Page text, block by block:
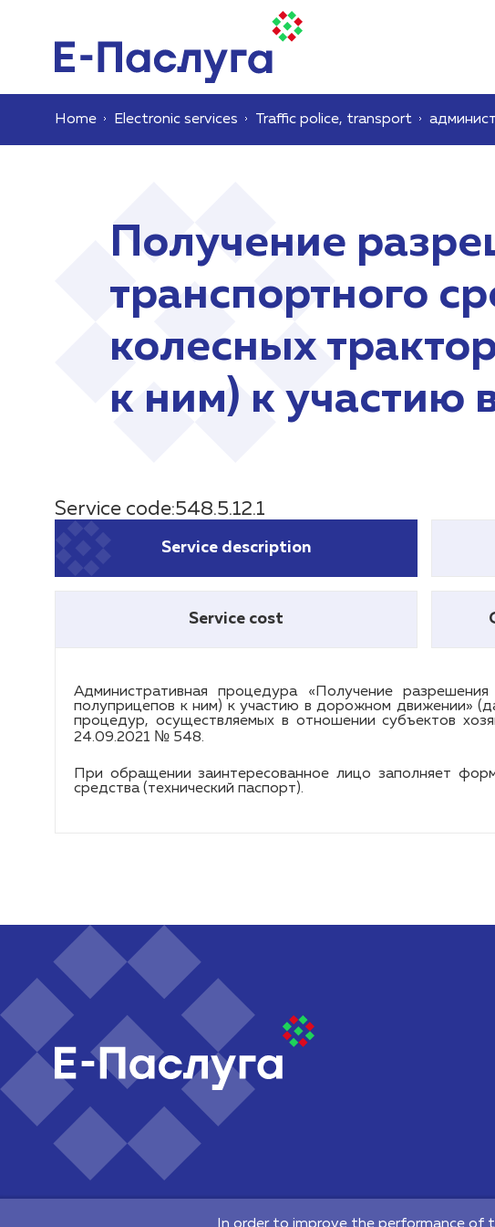
Home Electronic services Traffic police, transport
Получение
транспортного
колесных
к ним) к участию
Service code:548.5.12.1
Service description
Service cost
Административная процедура «Получение
полуприцепов к ним) к участию в дорожном движении»
процедур, осуществляемых в отношении субъектов
24.09.2021 № 548.
При обращении заинтересованное лицо заполняет
средства (технический паспорт).
220140, 64 Pritytskogo street, Мinsk, Republic of Belarus